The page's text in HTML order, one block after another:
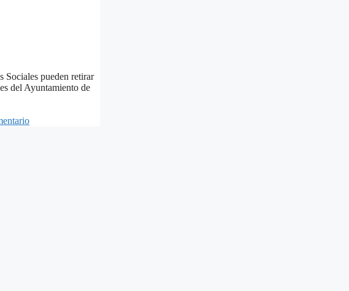
Sociales pueden retirar
del Ayuntamiento de